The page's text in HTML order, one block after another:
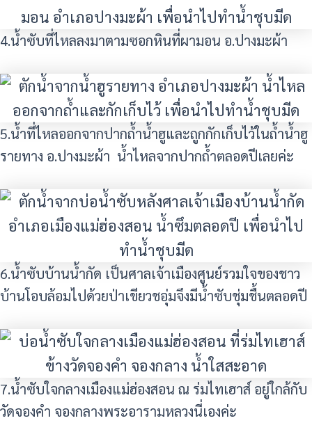
4.น้ำซับที่ไหลลงมาตามซอกหินที่ผามอน อ.ปางมะผ้า
5.น้ำที่ไหลออกจากปากถ้ำน้ำฮูและถูกกักเก็บไว้ในถ้ำน้ำฮู
รายทาง อ.ปางมะผ้า น้ำไหลจากปากถ้ำตลอดปีเลยค่ะ
6.น้ำซับบ้านน้ำกัด เป็นศาลเจ้าเมืองศูนย์รวมใจของชาว
บ้านโอบล้อมไปด้วยป่าเขียวชอุ่มจึงมีน้ำซับชุ่มชื้นตลอดปี
7.น้ำซับใจกลางเมืองแม่ฮ่องสอน ณ ร่มไทเฮาส์ อยู่ใกล้กับ
วัดจองคำ จองกลางพระอารามหลวงนี่เองค่ะ